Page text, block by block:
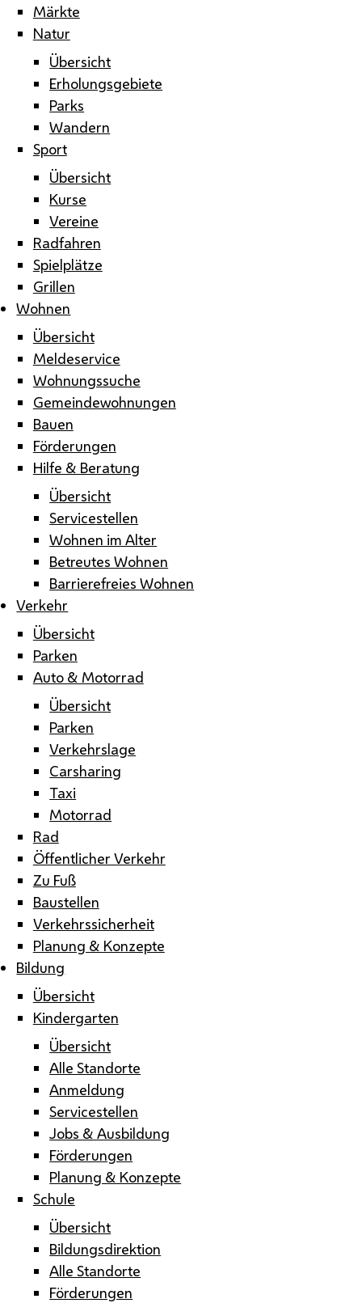
Märkte
Natur
Übersicht
Erholungsgebiete
Parks
Wandern
Sport
Übersicht
Kurse
Vereine
Radfahren
Spielplätze
Grillen
Wohnen
Übersicht
Meldeservice
Wohnungssuche
Gemeindewohnungen
Bauen
Förderungen
Hilfe & Beratung
Übersicht
Servicestellen
Wohnen im Alter
Betreutes Wohnen
Barrierefreies Wohnen
Verkehr
Übersicht
Parken
Auto & Motorrad
Übersicht
Parken
Verkehrslage
Carsharing
Taxi
Motorrad
Rad
Öffentlicher Verkehr
Zu Fuß
Baustellen
Verkehrssicherheit
Planung & Konzepte
Bildung
Übersicht
Kindergarten
Übersicht
Alle Standorte
Anmeldung
Servicestellen
Jobs & Ausbildung
Förderungen
Planung & Konzepte
Schule
Übersicht
Bildungsdirektion
Alle Standorte
Förderungen